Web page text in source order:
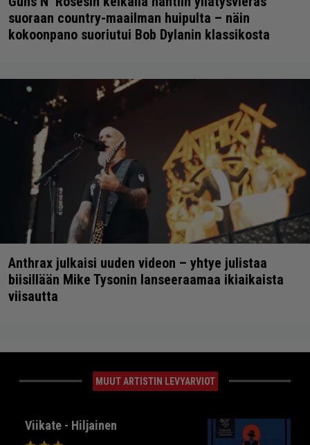
suoraan country-maailman huipulta – näin
kokoonpano suoriutui Bob Dylanin klassikosta
Anthrax julkaisi uuden videon – yhtye julistaa
biisillään Mike Tysonin lanseeraamaa ikiaikaista
viisautta
MUUT ARTISTIN LEVYARVIOT
Viikate - Hiljainen